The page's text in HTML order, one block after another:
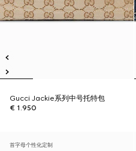
Gucci Jackie系列中号托特包
€ 1.950
首字母个性化定制